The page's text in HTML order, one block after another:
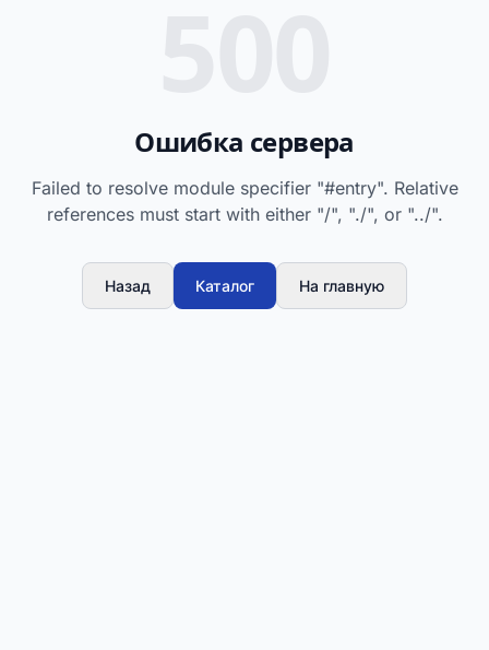
Ошибка сервера
Failed to resolve module specifier "#entry". Relative
references must start with either "/", "./", or "../".
Назад Каталог На главную